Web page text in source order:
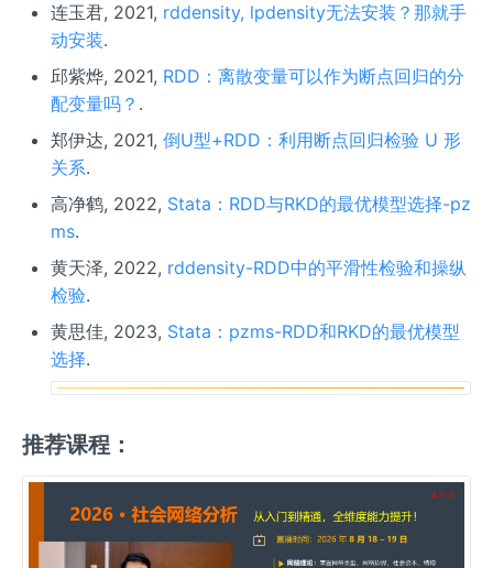
连玉君, 2021, rddensity, lpdensity无法安装？那就手
动安装.
邱紫烨, 2021, RDD：离散变量可以作为断点回归的分
配变量吗？ .
郑伊达, 2021, 倒U型+RDD：利用断点回归检验 U 形
关系.
高净鹤, 2022, Stata：RDD与RKD的最优模型选择-pz
ms.
黄天泽, 2022, rddensity-RDD中的平滑性检验和操纵
检验.
黄思佳, 2023, Stata：pzms-RDD和RKD的最优模型
选择.
推荐课程：